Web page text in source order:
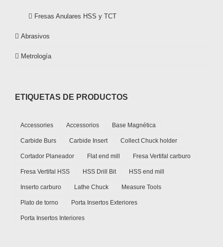
Fresas Anulares HSS y TCT
Abrasivos
Metrología
ETIQUETAS DE PRODUCTOS
Accessories Accessorios Base Magnética
Carbide Burs Carbide Insert Collect Chuck holder
Cortador Planeador Flat end mill Fresa Vertifal carburo
Fresa Vertifal HSS HSS Drill Bit HSS end mill
Inserto carburo Lathe Chuck Measure Tools
Plato de torno Porta Insertos Exteriores
Porta Insertos Interiores